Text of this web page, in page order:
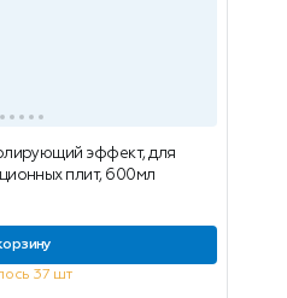
эффект, для
плит, 600мл
37 шт